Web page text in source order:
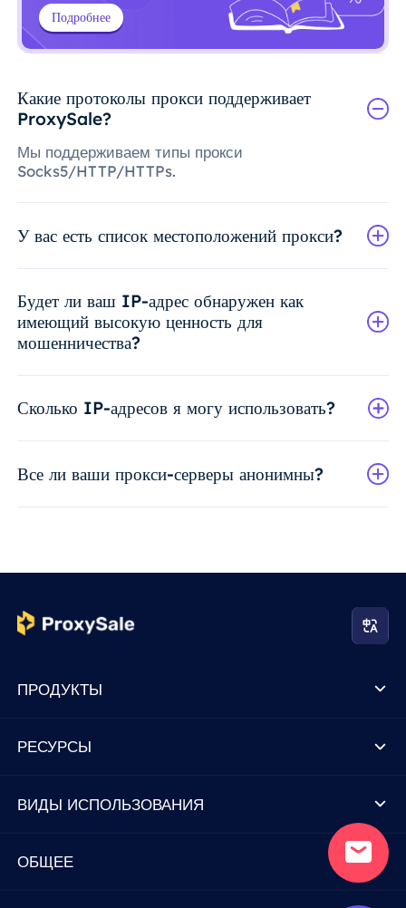
Подробнее
Какие протоколы прокси поддерживает
ProxySale?
Мы поддерживаем типы прокси
Socks5/HTTP/HTTPs.
У вас есть список местоположений прокси?
Будет ли ваш IP-адрес обнаружен как
имеющий высокую ценность для
мошенничества?
Сколько IP-адресов я могу использовать?
Все ли ваши прокси-серверы анонимны?
ПРОДУКТЫ
РЕСУРСЫ
ВИДЫ ИСПОЛЬЗОВАНИЯ
ОБЩЕЕ